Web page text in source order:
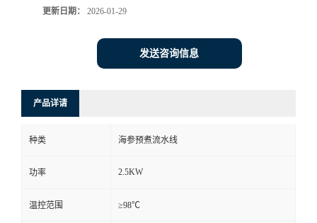
更新日期： 2026-01-29
发送咨询信息
产品详请
种类 海参预煮流水线
功率 2.5KW
温控范围 ≥98℃